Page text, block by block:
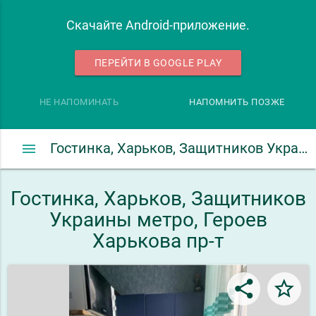
Скачайте Android-приложение.
ПЕРЕЙТИ В GOOGLE PLAY
НЕ НАПОМИНАТЬ НАПОМНИТЬ ПОЗЖЕ
Гостинка, Харьков, Защитников Украины метро, Героев Харькова пр-т
menu
Гостинка, Харьков, Защитников
Украины метро, Героев
Харькова пр-т
share star_border